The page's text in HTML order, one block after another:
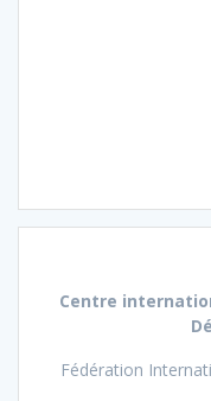
Centre
Fédération